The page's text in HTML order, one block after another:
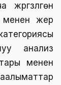
менен жер
анализ
менен